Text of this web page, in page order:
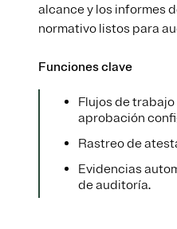
alcance y los informes
normativo listos para
Funciones clave
Flujos de
aprobación
Rastreo de
Evidencias
de auditoría.